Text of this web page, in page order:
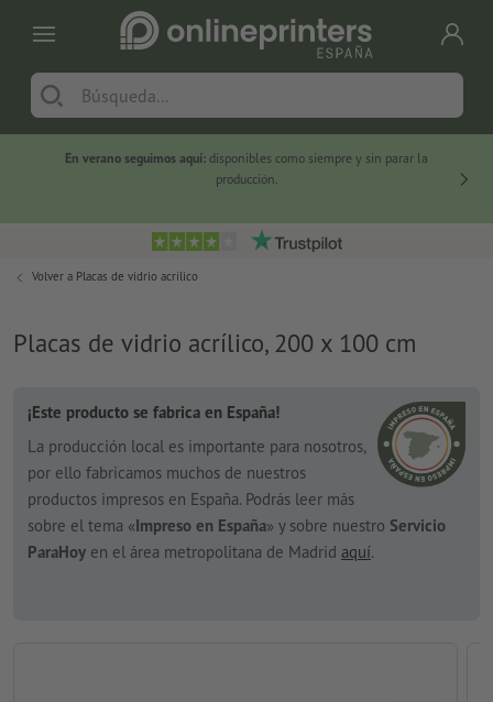
En verano seguimos aquí: disponibles como siempre y sin parar la
producción.
Volver a Placas de vidrio acrílico
Placas de vidrio acrílico, 200 x 100 cm
¡Este producto se fabrica en España!
La producción local es importante para nosotros,
por ello fabricamos muchos de nuestros
productos impresos en España. Podrás leer más
sobre el tema «Impreso en España» y sobre nuestro Servicio
ParaHoy en el área metropolitana de Madrid aquí.